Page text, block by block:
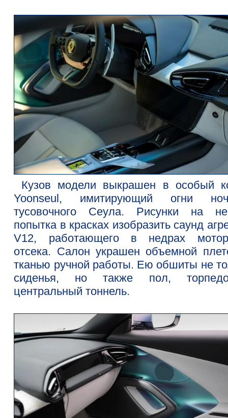
Кузов модели выкрашен в особый
Yoonseul, имитирующий огни
тусовочного Сеула. Рисунки на
попытка в красках изобразить саунд
V12, работающего в недрах
отсека. Салон украшен объемной
тканью ручной работы. Ею обшиты не
сиденья, но также пол,
центральный тоннель.